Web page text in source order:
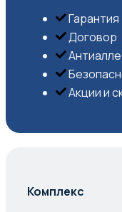
Гарантия
Договор
Акции и
Комплекс